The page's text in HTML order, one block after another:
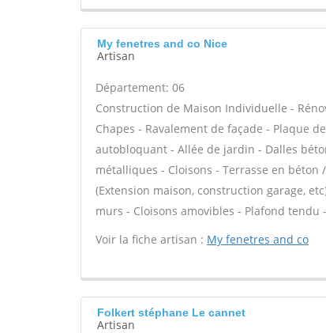
My fenetres and co Nice
Artisan
Département: 06
Construction de Maison Individuelle -
Chapes - Ravalement de façade - Plaque
autobloquant - Allée de jardin - Dalles
métalliques - Cloisons - Terrasse en
(Extension maison, construction garage,
murs - Cloisons amovibles - Plafond tendu -
Voir la fiche artisan : My fenetres and co
Folkert stéphane Le cannet
Artisan